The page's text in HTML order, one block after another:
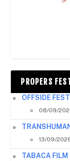
PROPERS
OFFSIDE
08/09/
13/09/
TABACA